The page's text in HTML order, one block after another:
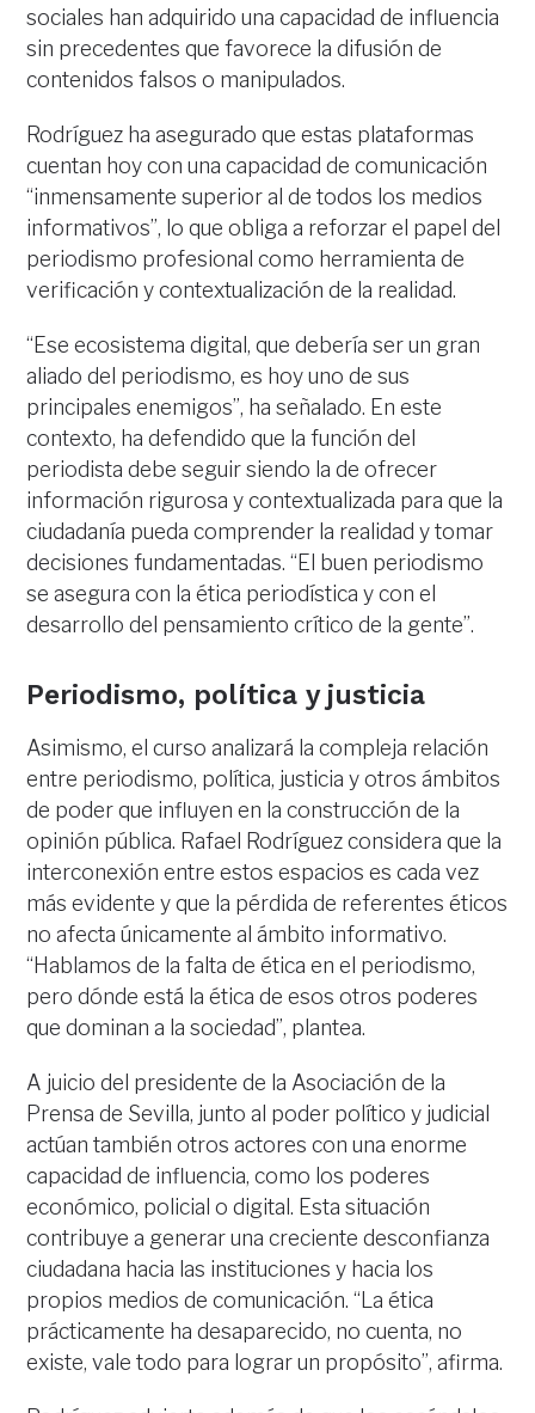
sociales han adquirido una capacidad de influencia
sin precedentes que favorece la difusión de
contenidos falsos o manipulados.
Rodríguez ha asegurado que estas plataformas
cuentan hoy con una capacidad de comunicación
“inmensamente superior al de todos los medios
informativos”, lo que obliga a reforzar el papel del
periodismo profesional como herramienta de
verificación y contextualización de la realidad.
“Ese ecosistema digital, que debería ser un gran
aliado del periodismo, es hoy uno de sus
principales enemigos”, ha señalado. En este
contexto, ha defendido que la función del
periodista debe seguir siendo la de ofrecer
información rigurosa y contextualizada para que la
ciudadanía pueda comprender la realidad y tomar
decisiones fundamentadas. “El buen periodismo
se asegura con la ética periodística y con el
desarrollo del pensamiento crítico de la gente”.
Periodismo, política y justicia
Asimismo, el curso analizará la compleja relación
entre periodismo, política, justicia y otros ámbitos
de poder que influyen en la construcción de la
opinión pública. Rafael Rodríguez considera que la
interconexión entre estos espacios es cada vez
más evidente y que la pérdida de referentes éticos
no afecta únicamente al ámbito informativo.
“Hablamos de la falta de ética en el periodismo,
pero dónde está la ética de esos otros poderes
que dominan a la sociedad”, plantea.
A juicio del presidente de la Asociación de la
Prensa de Sevilla, junto al poder político y judicial
actúan también otros actores con una enorme
capacidad de influencia, como los poderes
económico, policial o digital. Esta situación
contribuye a generar una creciente desconfianza
ciudadana hacia las instituciones y hacia los
propios medios de comunicación. “La ética
prácticamente ha desaparecido, no cuenta, no
existe, vale todo para lograr un propósito”, afirma.